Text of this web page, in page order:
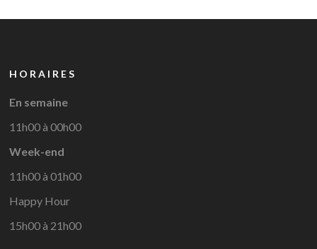
HORAIRES
En semaine
11h00 à 00h00
Week-end
11h00 à 01h00
Happy Hour
15h00 à 21h00